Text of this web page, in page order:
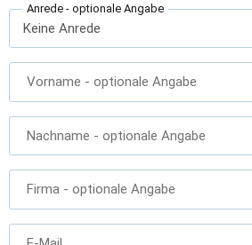
Anrede - optionale Angabe
Vorname - optionale Angabe
Nachname - optionale Angabe
Firma - optionale Angabe